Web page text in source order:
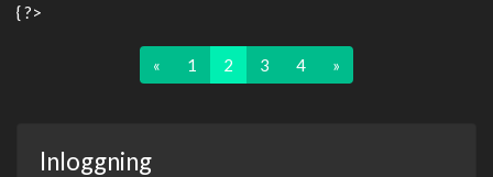
{ ?>
« 1 2 3 4 »
Inloggning